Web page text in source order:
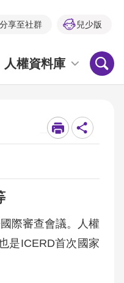
分享至社群 兒少版
人權資料庫
際審查會議。人權
是ICERD首次國家